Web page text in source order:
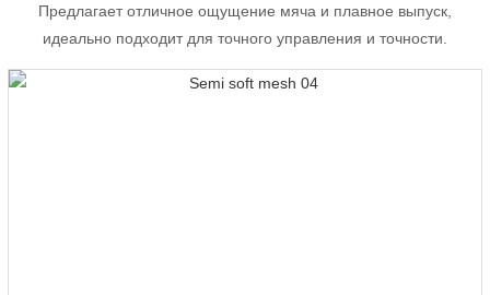
Предлагает отличное ощущение мяча и плавное выпуск,
идеально подходит для точного управления и точности.